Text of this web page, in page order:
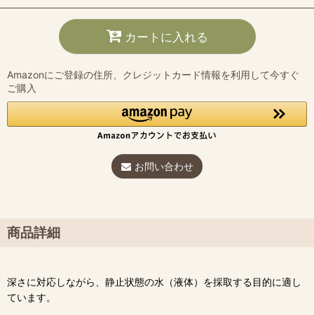
カートに入れる
Amazonにご登録の住所、クレジットカード情報を利用して今すぐ
ご購入
お問い合わせ
商品詳細
深さに対応しながら、静止状態の水（液体）を採取する目的に適し
ています。